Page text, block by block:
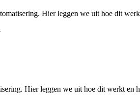
Hier leggen we uit hoe dit
Hier leggen we uit hoe dit werkt en